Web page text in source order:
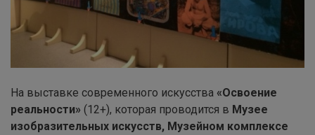
На выставке современного искусства «Освоение
реальности» (12+), которая проводится в Музее
изобразительных искусств, Музейном комплексе